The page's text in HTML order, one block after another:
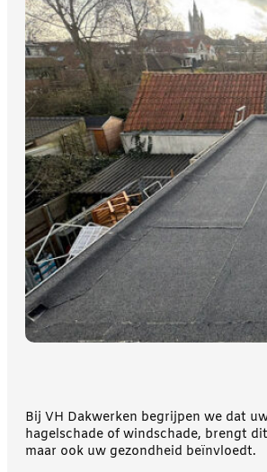
Bij VH Dakwerken begrijpen we dat
hagelschade of windschade, brengt
maar ook uw gezondheid beïnvloedt.